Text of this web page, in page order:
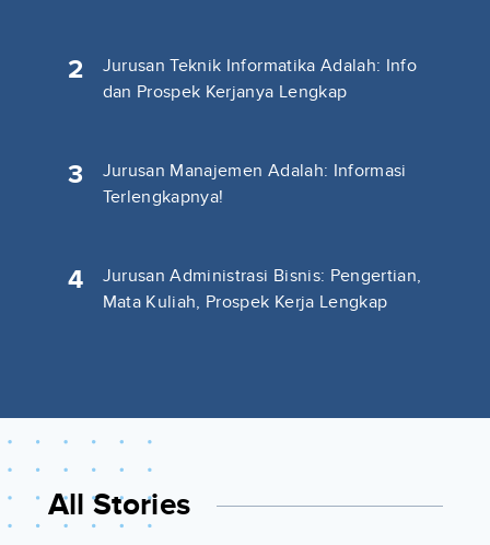
2
Jurusan Teknik Informatika Adalah: Info
dan Prospek Kerjanya Lengkap
3
Jurusan Manajemen Adalah: Informasi
Terlengkapnya!
4
Jurusan Administrasi Bisnis: Pengertian,
Mata Kuliah, Prospek Kerja Lengkap
All Stories